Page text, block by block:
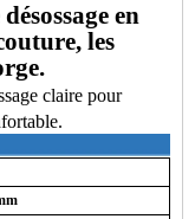
en
les
claire pour